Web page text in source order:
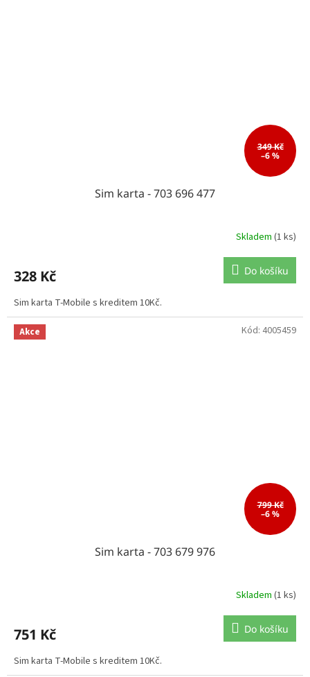
349 Kč
–6 %
Sim karta - 703 696 477
Skladem (1 ks)
328 Kč Do košíku
Sim karta T-Mobile s kreditem 10Kč.
Akce
799 Kč
–6 %
Sim karta - 703 679 976
Skladem (1 ks)
751 Kč Do košíku
Sim karta T-Mobile s kreditem 10Kč.
Kód: 4005459